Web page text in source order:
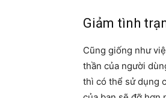
Giảm tình
Cũng giống như
thần của người
thì có thể sử dụng